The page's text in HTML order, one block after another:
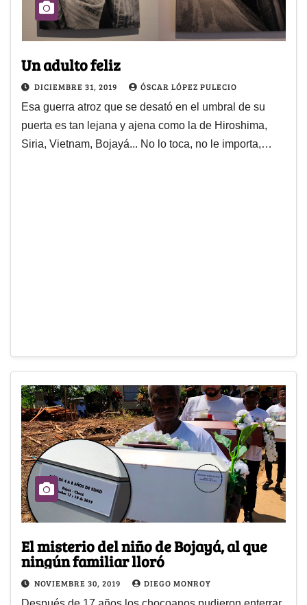
Un adulto feliz
DICIEMBRE 31, 2019 ÓSCAR LÓPEZ PULECIO
Esa guerra atroz que se desató en el umbral de su
puerta es tan lejana y ajena como la de Hiroshima,
Siria, Vietnam, Bojayá... No lo toca, no le importa,…
El misterio del niño de Bojayá, al que
ningún familiar lloró
NOVIEMBRE 30, 2019 DIEGO MONROY